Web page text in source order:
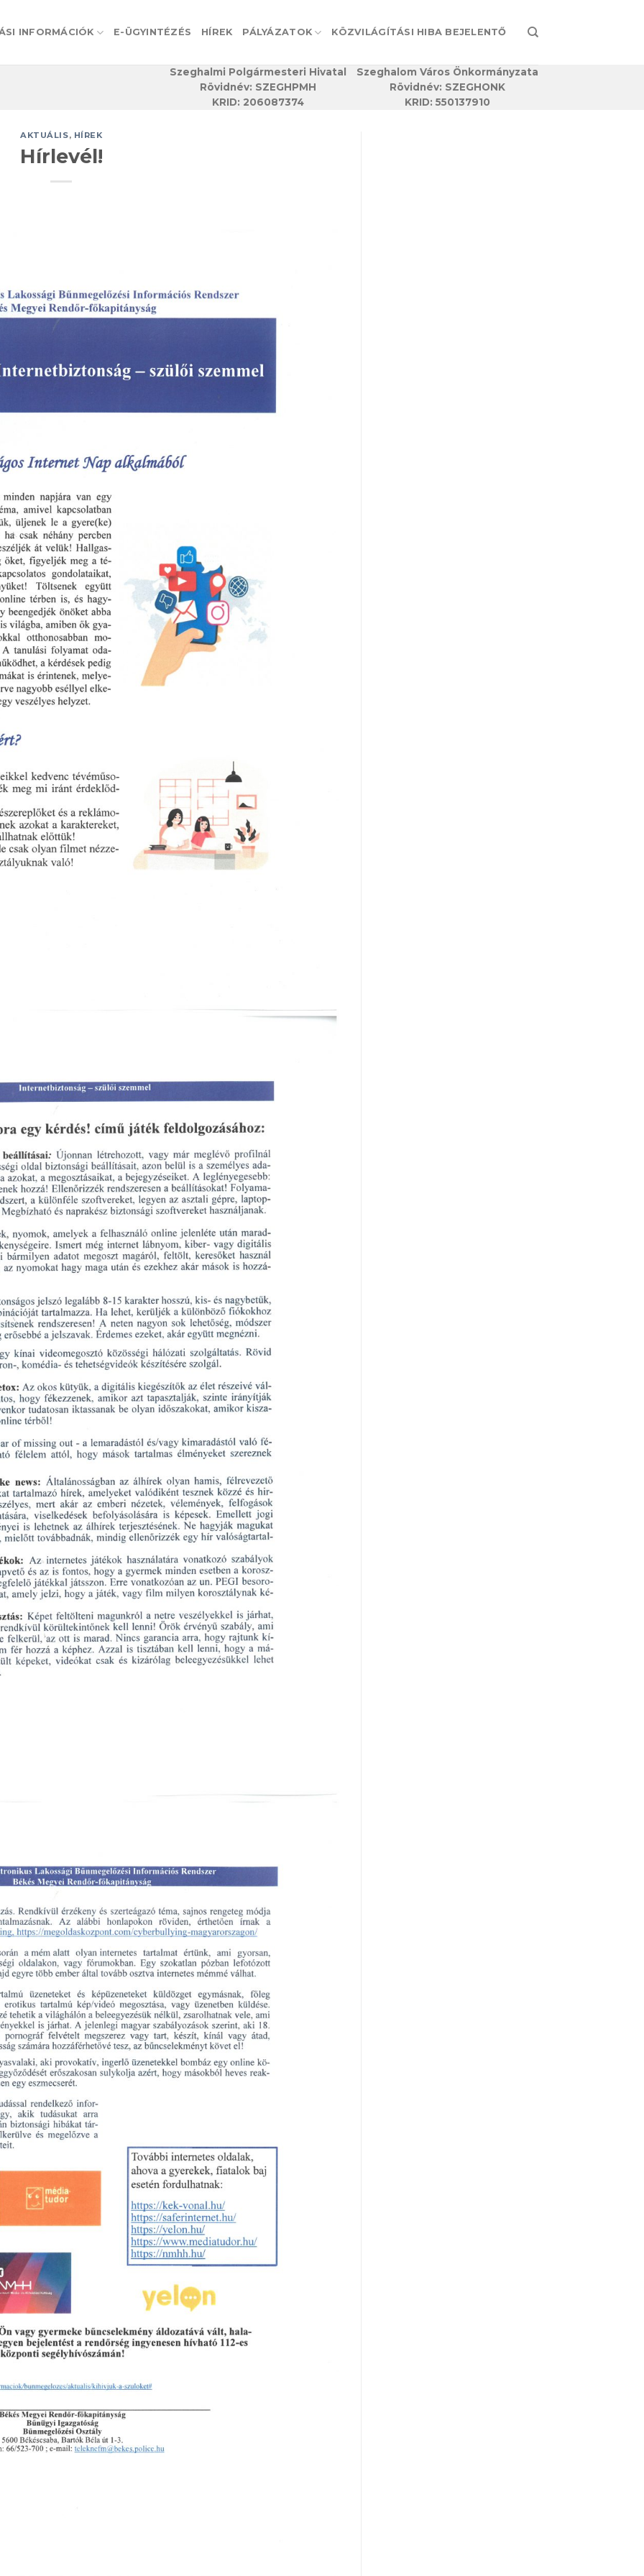
INFORMÁCIÓK E-ÜGYINTÉZÉS HÍREK PÁLYÁZATOK KÖZVILÁGÍTÁSI HIBA BEJELENTŐ
Szeghalmi Polgármesteri Hivatal
Rövidnév: SZEGHPMH
KRID: 206087374
Szeghalom Város Önkormányzata
Rövidnév: SZEGHONK
KRID: 550137910
AKTUÁLIS, HÍREK
Hírlevél!